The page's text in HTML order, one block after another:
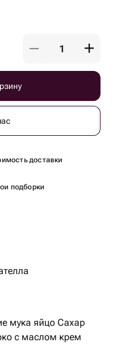
доставки
подборки
мука яйцо Сахар
с маслом крем